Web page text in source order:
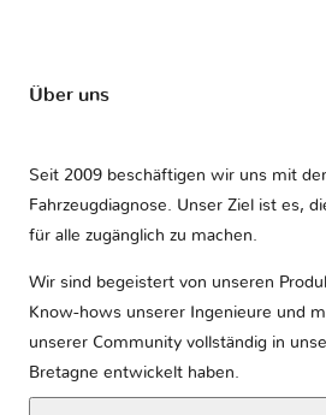
Über uns
Seit 2009 beschäftigen wir uns mit
Fahrzeugdiagnose. Unser Ziel ist es,
für alle zugänglich zu machen.
Wir sind begeistert von unseren
Know-hows unserer Ingenieure und
unserer Community vollständig in
Bretagne entwickelt haben.